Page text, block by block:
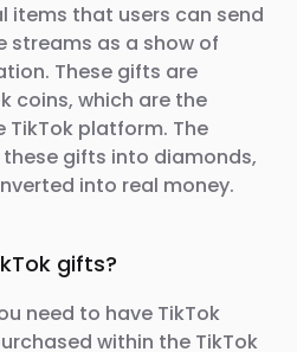
items that users can send
streams as a show of
These gifts are
coins, which are the
platform. The
gifts into diamonds,
into real money.
gifts?
need to have TikTok
within the TikTok